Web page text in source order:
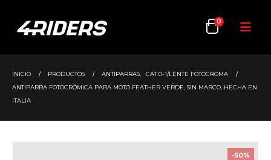
0
INICIO PRODUCTOS ANTIPARRAS
CAT.0-1/LENTE FOTOCROMA
ANTIPARRA FOTOCRÓMICA PARA MOTO FEATHER VERDE, SIN MARCO, HECHA EN
ITALIA
-50%